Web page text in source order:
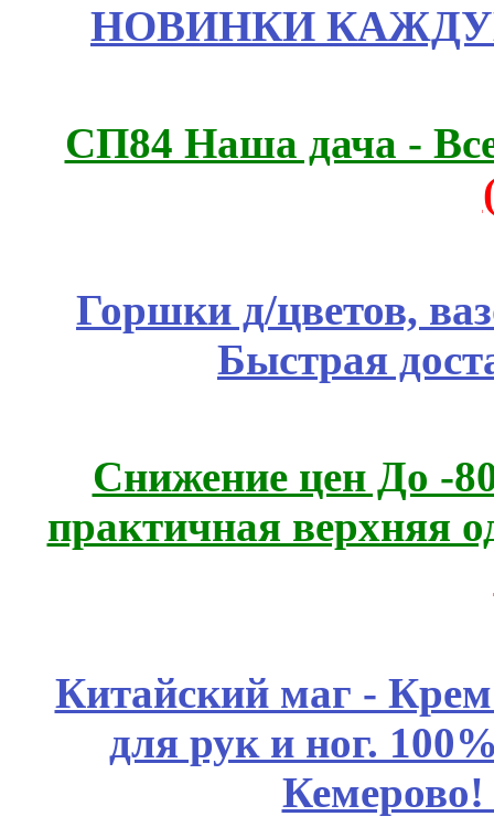
НОВИНКИ
СП84 Наша дача -
Горшки д/цветов,
Быстрая
Снижение цен До -
практичная верхняя
Китайский маг -
для рук и ног.